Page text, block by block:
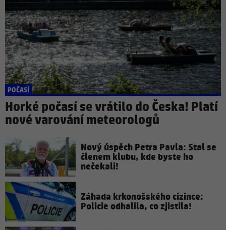
POČASÍ
Horké počasí se vrátilo do Česka! Platí
nové varování meteorologů
Nový úspěch Petra Pavla: Stal se
členem klubu, kde byste ho
nečekali!
Záhada krkonošského cizince:
Policie odhalila, co zjistila!